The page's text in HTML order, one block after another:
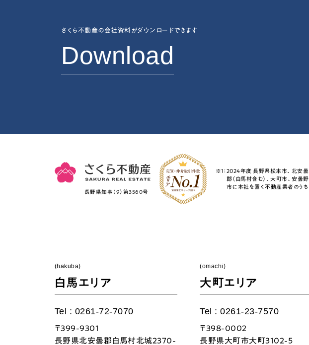
さくら不動産の会社資料がダウンロードできます
Download
長野県知事（9）第3560号
※1：2024年度 長野県松本市、北安曇
郡（白馬村含む）、大町市、安曇野
市に本社を置く不動産業者のうち
(hakuba)
白馬エリア
Tel : 0261-72-7070
〒399-9301
長野県北安曇郡白馬村北城2370-
(omachi)
大町エリア
Tel : 0261-23-7570
〒398-0002
長野県大町市大町3102-5